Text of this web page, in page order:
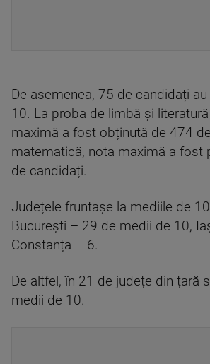
De asemenea, 75 de candidați
10. La proba de limbă și
maximă a fost obținută de 474
matematică, nota maximă a fost
de candidați.
Județele fruntașe la mediile de
București – 29 de medii de 10,
Constanța – 6.
De altfel, în 21 de județe din țară
medii de 10.